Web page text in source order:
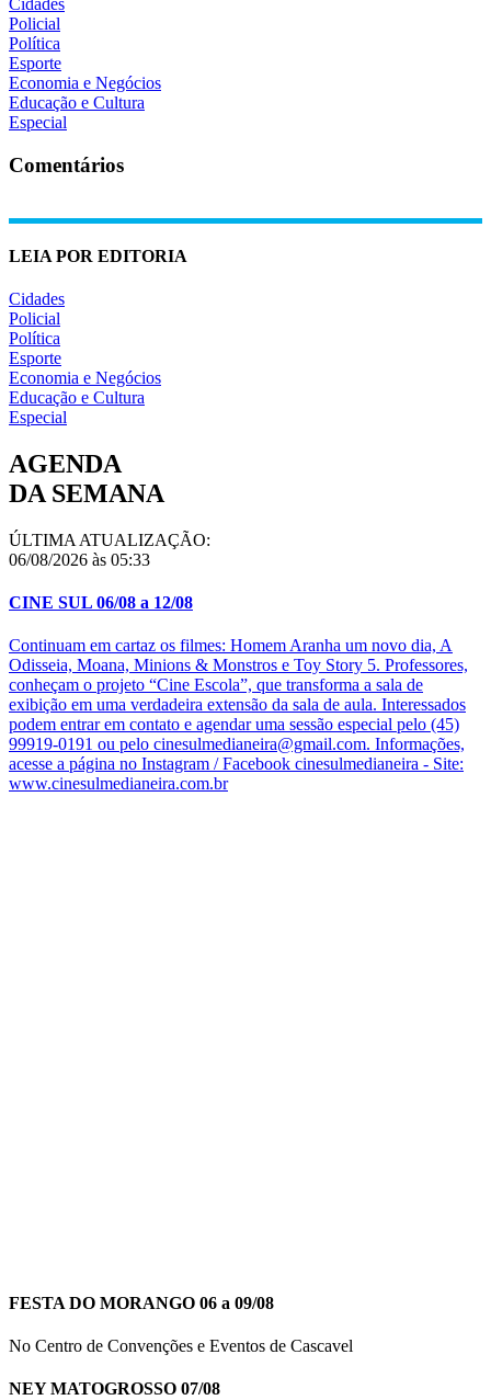
Cidades
Policial
Política
Esporte
Economia e Negócios
Educação e Cultura
Especial
Comentários
LEIA POR EDITORIA
Cidades
Policial
Política
Esporte
Economia e Negócios
Educação e Cultura
Especial
AGENDA
DA SEMANA
ÚLTIMA ATUALIZAÇÃO:
06/08/2026 às 05:33
CINE SUL 06/08 a 12/08
Continuam em cartaz os filmes: Homem Aranha um novo dia, A
Odisseia, Moana, Minions & Monstros e Toy Story 5. Professores,
conheçam o projeto “Cine Escola”, que transforma a sala de
exibição em uma verdadeira extensão da sala de aula. Interessados
podem entrar em contato e agendar uma sessão especial pelo (45)
99919-0191 ou pelo cinesulmedianeira@gmail.com. Informações,
acesse a página no Instagram / Facebook cinesulmedianeira - Site:
www.cinesulmedianeira.com.br
FESTA DO MORANGO 06 a 09/08
No Centro de Convenções e Eventos de Cascavel
NEY MATOGROSSO 07/08